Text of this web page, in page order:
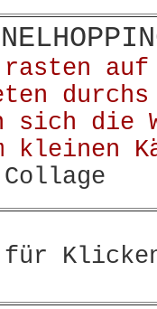
rasten auf
sich die
kleinen
Collage
für